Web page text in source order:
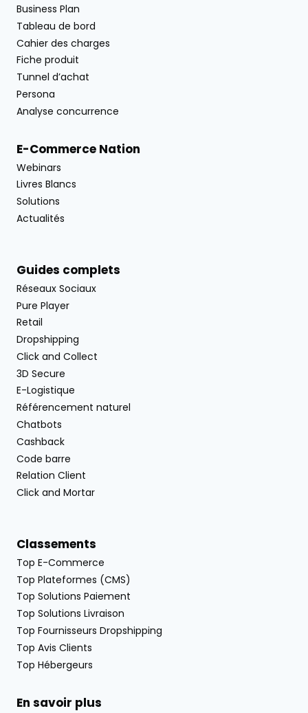
Business Plan
Tableau de bord
Cahier des charges
Fiche produit
Tunnel d’achat
Persona
Analyse concurrence
E-Commerce Nation
Webinars
Livres Blancs
Solutions
Actualités
Guides complets
Réseaux Sociaux
Pure Player
Retail
Dropshipping
Click and Collect
3D Secure
E-Logistique
Référencement naturel
Chatbots
Cashback
Code barre
Relation Client
Click and Mortar
Classements
Top E-Commerce
Top Plateformes (CMS)
Top Solutions Paiement
Top Solutions Livraison
Top Fournisseurs Dropshipping
Top Avis Clients
Top Hébergeurs
En savoir plus